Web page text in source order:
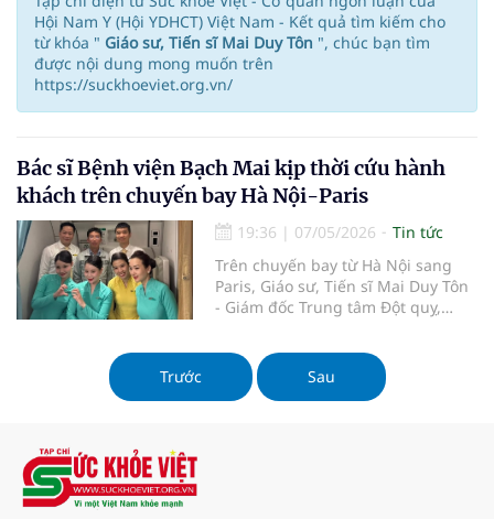
Hội Nam Y (Hội YDHCT) Việt Nam - Kết quả tìm kiếm cho
từ khóa " Giáo sư, Tiến sĩ Mai Duy Tôn ", chúc bạn tìm
được nội dung mong muốn trên
https://suckhoeviet.org.vn/
Bác sĩ Bệnh viện Bạch Mai kịp thời cứu hành
khách trên chuyến bay Hà Nội-Paris
19:36 | 07/05/2026
Tin tức
Trên chuyến bay từ Hà Nội sang
Paris, Giáo sư, Tiến sĩ Mai Duy Tôn
- Giám đốc Trung tâm Đột quỵ,
thăm khám, xử trí một trường hợp
hành khách nước ngoài có dấu
hiệu liệt mặt, giúp chuyến bay
Trước Sau